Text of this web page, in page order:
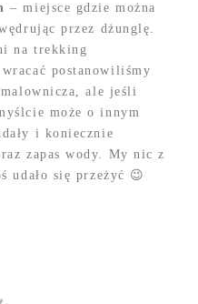
– miejsce gdzie można
przez dżunglę.
na trekking
postanowiliśmy
ale jeśli
może o innym
i koniecznie
zapas wody. My nic z
udało się przeżyć 😉